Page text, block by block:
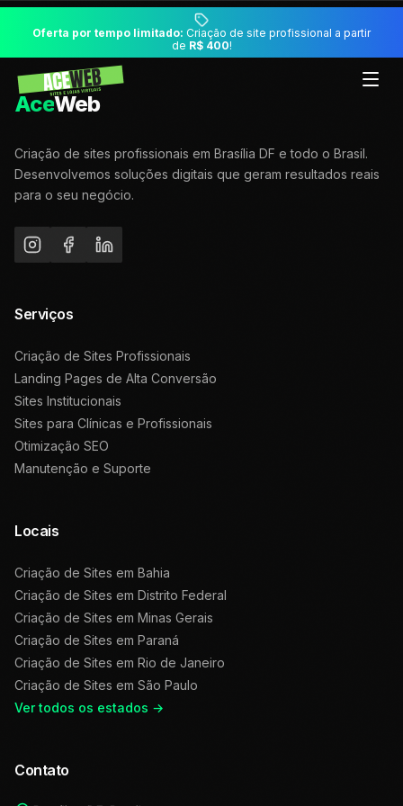
Oferta por tempo limitado: Criação de site profissional a partir
de R$ 400!
AceWeb
Criação de sites profissionais em Brasília DF e todo o Brasil.
Desenvolvemos soluções digitais que geram resultados reais
para o seu negócio.
Serviços
Criação de Sites Profissionais
Landing Pages de Alta Conversão
Sites Institucionais
Sites para Clínicas e Profissionais
Otimização SEO
Manutenção e Suporte
Locais
Criação de Sites em Bahia
Criação de Sites em Distrito Federal
Criação de Sites em Minas Gerais
Criação de Sites em Paraná
Criação de Sites em Rio de Janeiro
Criação de Sites em São Paulo
Ver todos os estados →
Contato